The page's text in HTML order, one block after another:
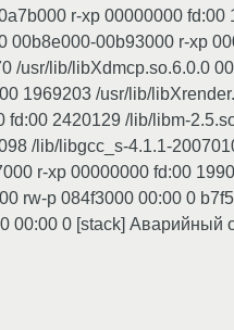
r-xp 00000000 fd:00
00b8e000-00b93000 r-xp
/usr/lib/libXdmcp.so.6.0.0
1969203 /usr/lib/
2420129 /lib/libm-
/lib/libgcc_s-4.1.1-
r-xp 00000000 fd:00
rw-p 084f3000 00:00 0
00:00 0 [stack] Аварийный